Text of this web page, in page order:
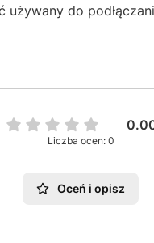
używany do
Liczba ocen: 0
Oceń i opisz